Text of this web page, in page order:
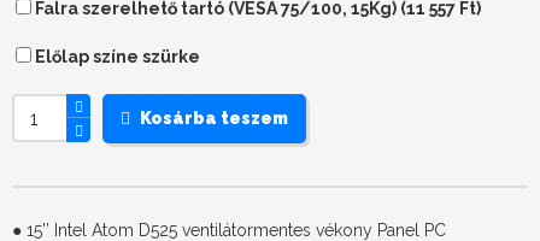
Falra szerelhető tartó (VESA 75/100, 15Kg) (11 557 Ft)
Előlap színe szürke
Kosárba teszem
● 15’’ Intel Atom D525 ventilátormentes vékony Panel PC